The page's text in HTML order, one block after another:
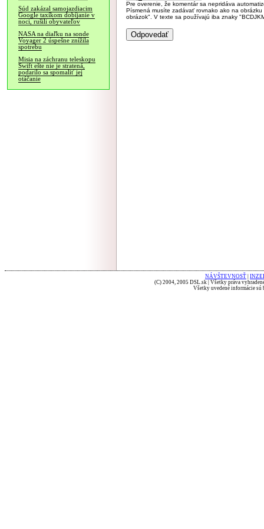
Súd zakázal samojazdiacim
Google taxíkom dobíjanie v
noci, rušili obyvateľov
NASA na diaľku na sonde
Voyager 2 úspešne znížila
spotrebu
Misia na záchranu teleskopu
Swift ešte nie je stratená,
podarilo sa spomaliť jej
otáčanie
Pre overenie, že komentár sa nepridáva
Písmená musíte zadávať rovnako ako na
obrázok". V texte sa používajú iba znaky
NÁVŠTEVNOSŤ
(C) 2004, 2005 DSL.sk | Všetky práva
Všetky uvedené informácie sú